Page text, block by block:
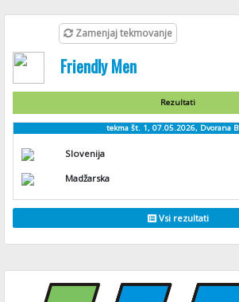
Zamenjaj tekmovanje
Friendly Men
Rezultati
tekma št. 1, 07.05.2026, Dvorana
Slovenija
Madžarska
Vsi rezultati